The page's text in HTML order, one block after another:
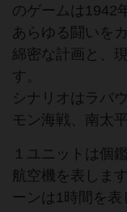
のゲームは1942
あらゆる闘いを
綿密な計画と、
す。
シナリオはラバ
モン海戦、南太
１ユニットは個
航空機を表しま
ーンは1時間を表